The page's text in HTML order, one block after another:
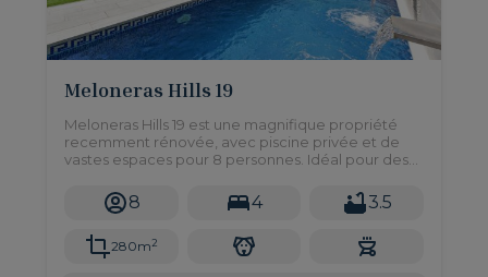
Meloneras Hills 19
Meloneras Hills 19 est une magnifique propriété
recemment rénovée, avec piscine privée et de
vastes espaces pour 8 personnes. Idéal pour des
8 4 3.5
280m2